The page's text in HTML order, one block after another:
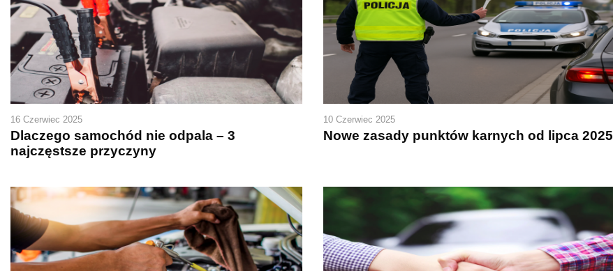
16 Czerwiec 2025
Dlaczego samochód nie odpala – 3
najczęstsze przyczyny
10 Czerwiec 2025
Nowe zasady punktów karnych od lipca 2025